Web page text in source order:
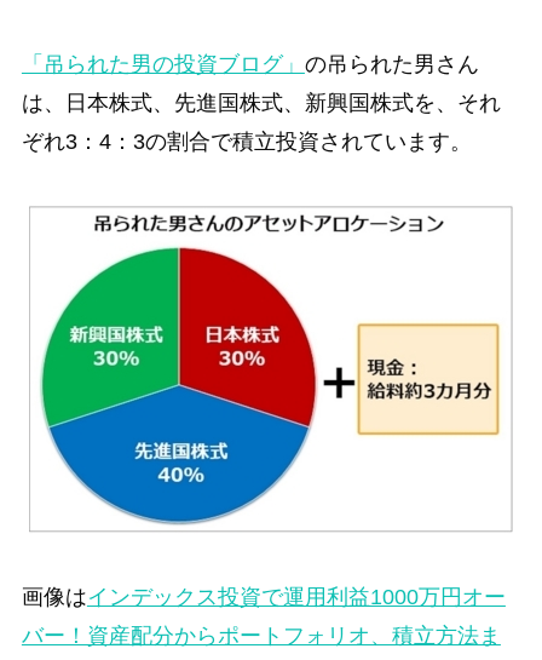
「吊られた男の投資ブログ」 の吊られた男さん
は、日本株式、先進国株式、新興国株式を、それ
ぞれ3：4：3の割合で積立投資されています。
画像はインデックス投資で運用利益1000万円オー
バー！資産配分からポートフォリオ、積立方法ま